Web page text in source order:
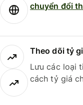
chuyển đổi
Theo dõi tỷ
Lưu các loại
cách tỷ giá